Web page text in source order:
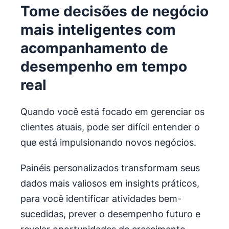
Tome decisões de negócio
mais inteligentes com
acompanhamento de
desempenho em tempo
real
Quando você está focado em gerenciar os
clientes atuais, pode ser difícil entender o
que está impulsionando novos negócios.
Painéis personalizados transformam seus
dados mais valiosos em insights práticos,
para você identificar atividades bem-
sucedidas, prever o desempenho futuro e